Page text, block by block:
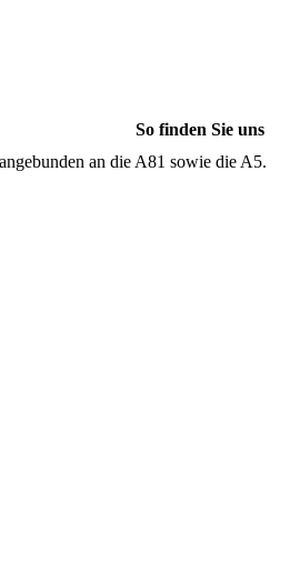
So finden Sie uns
an die A81 sowie die A5.